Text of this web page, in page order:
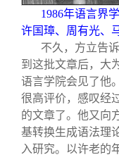
1986年语言界
许国璋、周有光、
不久，方立告
到这批文章后，大
语言学院会见了他
很高评价，感叹经
的文章了。他又向
基转换生成语法理
入研究。以许老的